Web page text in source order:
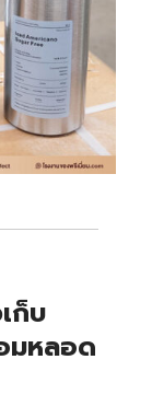
ก็บ
มหลอด